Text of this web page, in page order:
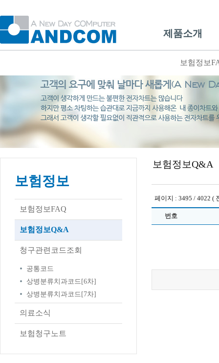
제품소개
보험정보
보험정보
보험정보FAQ
보험정보Q&A
청구관련코드조회
공통코드
상병분류치과코드[6차]
상병분류치과코드[7차]
의료소식
보험청구노트
보험정보Q&A
페이지 : 3495 / 4022 (
번호